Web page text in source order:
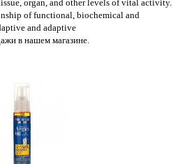
organ, and other levels of vital activity.
of functional, biochemical and
and adaptive
в нашем магазине.